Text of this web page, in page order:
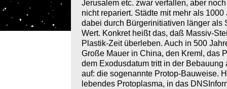
Jerusalem etc. zwar verfallen, aber
nicht repariert. Städte mit mehr als
dabei durch Bürgerinitiativen länger als
Wert. Konkret heißt das, daß Massiv-
Plastik-Zeit überleben. Auch in 500
Große Mauer in China, den Kreml, das
dem Exodusdatum tritt in der
auf: die sogenannte Protop-Bauweise.
lebendes Protoplasma, in das